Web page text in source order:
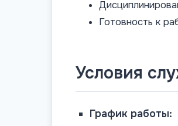
Готовность к
Условия
График работы: